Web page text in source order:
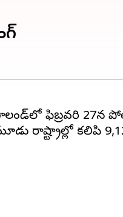
ఫిబ్రవరి 27న
రాష్ట్రాల్లో కలిపి